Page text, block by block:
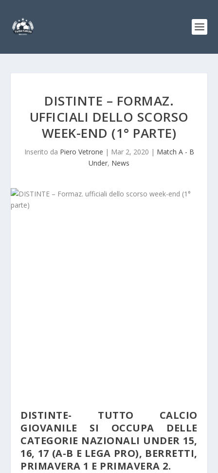
DISTINTE – FORMAZ.
UFFICIALI DELLO SCORSO
WEEK-END (1° PARTE)
Inserito da Piero Vetrone | Mar 2, 2020 | Match A - B
Under, News
DISTINTE- TUTTO CALCIO
GIOVANILE SI OCCUPA DELLE
CATEGORIE NAZIONALI UNDER 15,
16, 17 (A-B E LEGA PRO), BERRETTI,
PRIMAVERA 1 E PRIMAVERA 2.